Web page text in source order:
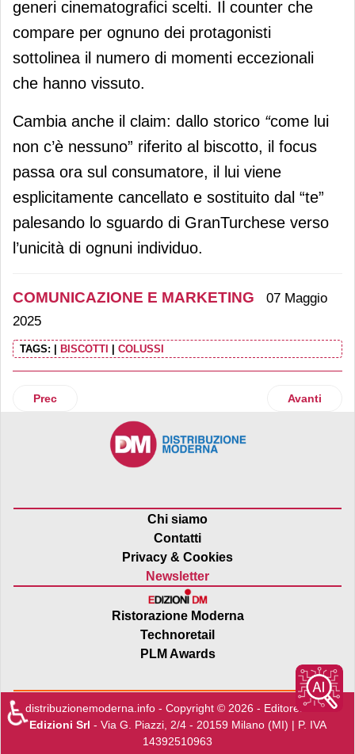
generi cinematografici scelti. Il counter che
compare per ognuno dei protagonisti
sottolinea il numero di momenti eccezionali
che hanno vissuto.
Cambia anche il claim: dallo storico “come lui
non c’è nessuno” riferito al biscotto, il focus
passa ora sul consumatore, il lui viene
esplicitamente cancellato e sostituito dal “te”
palesando lo sguardo di GranTurchese verso
l’unicità di ognuni individuo.
COMUNICAZIONE E MARKETING
07 Maggio
2025
TAGS: BISCOTTI COLUSSI
Articolo precedente: Nuova campagna di comunicazione
Prec Articolo
Avanti
Chi siamo
Contatti
Privacy & Cookies
Newsletter
Ristorazione Moderna
Technoretail
PLM Awards
distribuzionemoderna.info - Copyright © 2026 - Editore:Edra
Edizioni Srl - Via G. Piazzi, 2/4 - 20159 Milano (MI) | P. IVA
14392510963